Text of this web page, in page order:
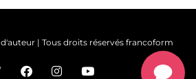
| Tous droits réservés francoform